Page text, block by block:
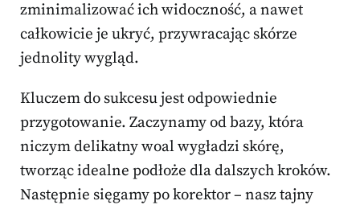
zminimalizować ich widoczność, a nawet
całkowicie je ukryć, przywracając skórze
jednolity wygląd.
Kluczem do sukcesu jest odpowiednie
przygotowanie. Zaczynamy od bazy, która
niczym delikatny woal wygładzi skórę,
tworząc idealne podłoże dla dalszych kroków.
Następnie sięgamy po korektor – nasz tajny